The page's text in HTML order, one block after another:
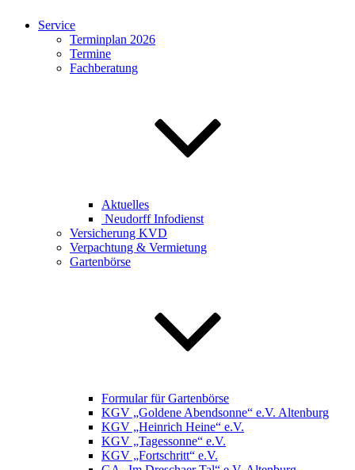
Service
Terminplan 2026
Termine
Fachberatung
Aktuelles
Neudorff Infodienst
Versicherung KVD
Verpachtung & Vermietung
Gartenbörse
Formular für Gartenbörse
KGV „Goldene Abendsonne“ e.V. Altenburg
KGV „Heinrich Heine“ e.V.
KGV „Tagessonne“ e.V.
KGV „Fortschritt“ e.V.